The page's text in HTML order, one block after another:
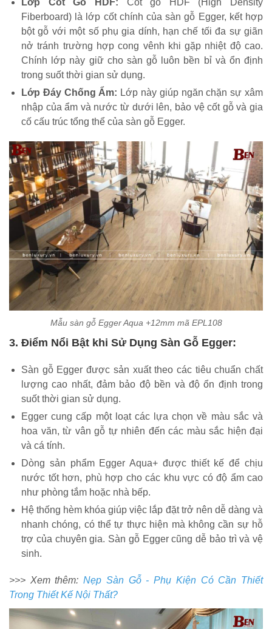
Lớp Cốt Gỗ HDF: Cốt gỗ HDF (High Density
Fiberboard) là lớp cốt chính của sàn gỗ Egger, kết hợp
bột gỗ với một số phụ gia dính, hạn chế tối đa sự giãn
nở tránh trường hợp cong vênh khi gặp nhiệt độ cao.
Chính lớp này giữ cho sàn gỗ luôn bền bỉ và ổn định
trong suốt thời gian sử dụng.
Lớp Đáy Chống Ẩm: Lớp này giúp ngăn chặn sự xâm
nhập của ẩm và nước từ dưới lên, bảo vệ cốt gỗ và gia
cố cấu trúc tổng thể của sàn gỗ Egger.
Mẫu sàn gỗ Egger Aqua +12mm mã EPL108
3. Điểm Nổi Bật khi Sử Dụng Sàn Gỗ Egger:
Sàn gỗ Egger được sản xuất theo các tiêu chuẩn chất
lượng cao nhất, đảm bảo độ bền và độ ổn định trong
suốt thời gian sử dụng.
Egger cung cấp một loạt các lựa chọn về màu sắc và
hoa văn, từ vân gỗ tự nhiên đến các màu sắc hiện đại
và cá tính.
Dòng sản phẩm Egger Aqua+ được thiết kế để chịu
nước tốt hơn, phù hợp cho các khu vực có độ ẩm cao
như phòng tắm hoặc nhà bếp.
Hệ thống hèm khóa giúp việc lắp đặt trở nên dễ dàng và
nhanh chóng, có thể tự thực hiện mà không cần sự hỗ
trợ của chuyên gia. Sàn gỗ Egger cũng dễ bảo trì và vệ
sinh.
>>> Xem thêm:Nẹp Sàn Gỗ - Phụ Kiện Có Cần Thiết
Trong Thiết Kế Nội Thất?